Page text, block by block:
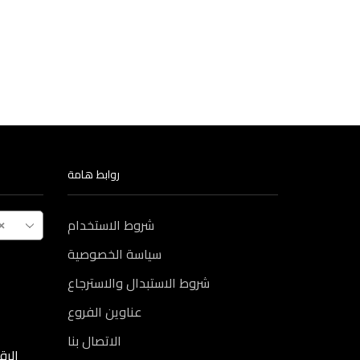
روابط هامة
شروط الاستخدام
سياسة الخصوصية
شروط الاستبدال والاسترجاع
عناوين الفروع
الاتصال بنا